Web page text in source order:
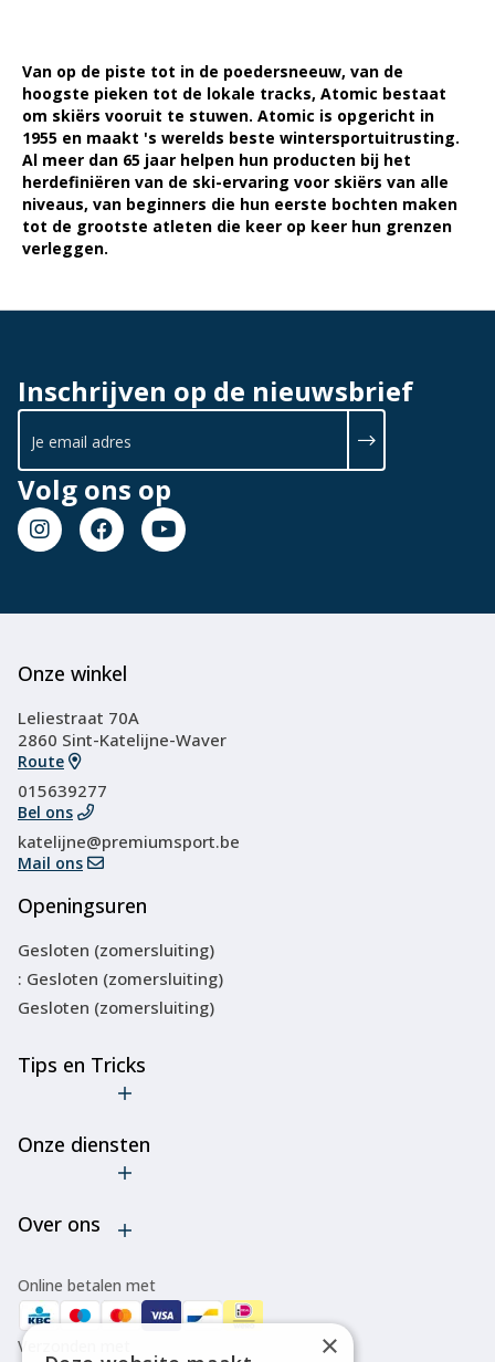
Van op de piste tot in de poedersneeuw, van de
hoogste pieken tot de lokale tracks, Atomic bestaat
om skiërs vooruit te stuwen. Atomic is opgericht in
1955 en maakt 's werelds beste wintersportuitrusting.
Al meer dan 65 jaar helpen hun producten bij het
herdefiniëren van de ski-ervaring voor skiërs van alle
niveaus, van beginners die hun eerste bochten maken
tot de grootste atleten die keer op keer hun grenzen
verleggen.
Inschrijven op de nieuwsbrief
Volg ons op
Onze winkel
Leliestraat 70A
2860 Sint-Katelijne-Waver
Route
015639277
Bel ons
katelijne@premiumsport.be
Mail ons
Openingsuren
Gesloten (zomersluiting)
: Gesloten (zomersluiting)
Gesloten (zomersluiting)
Tips en Tricks
goedkope
Verleng de
van je ski's
of
snowboard
Onze diensten
Onderhoud
Over ons
Over ons
Disclaimer
Online betalen met
Verzonden met ×